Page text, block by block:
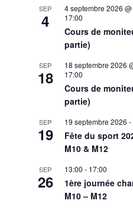
SEP
4
4 septembre 2026
17:00
Cours de
partie)
SEP
18
18 septembre 2026
17:00
Cours de
partie)
SEP
19
19 septembre 2026 -
Fête du sport
M10 & M12
SEP
26
13:00 - 17:00
1ère journée
M10 – M12